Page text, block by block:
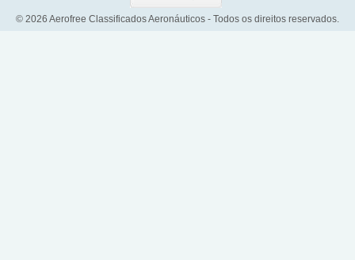
© 2026 Aerofree Classificados Aeronáuticos - Todos os direitos reservados.